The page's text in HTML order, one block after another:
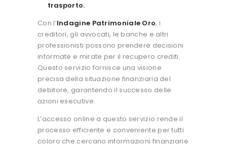
trasporto.
Con l’Indagine Patrimoniale Oro, i
creditori, gli avvocati, le banche e altri
professionisti possono prendere decisioni
informate e mirate per il recupero crediti.
Questo servizio fornisce una visione
precisa della situazione finanziaria del
debitore, garantendo il successo delle
azioni esecutive.
L’accesso online a questo servizio rende il
processo efficiente e conveniente per tutti
coloro che cercano informazioni finanziarie